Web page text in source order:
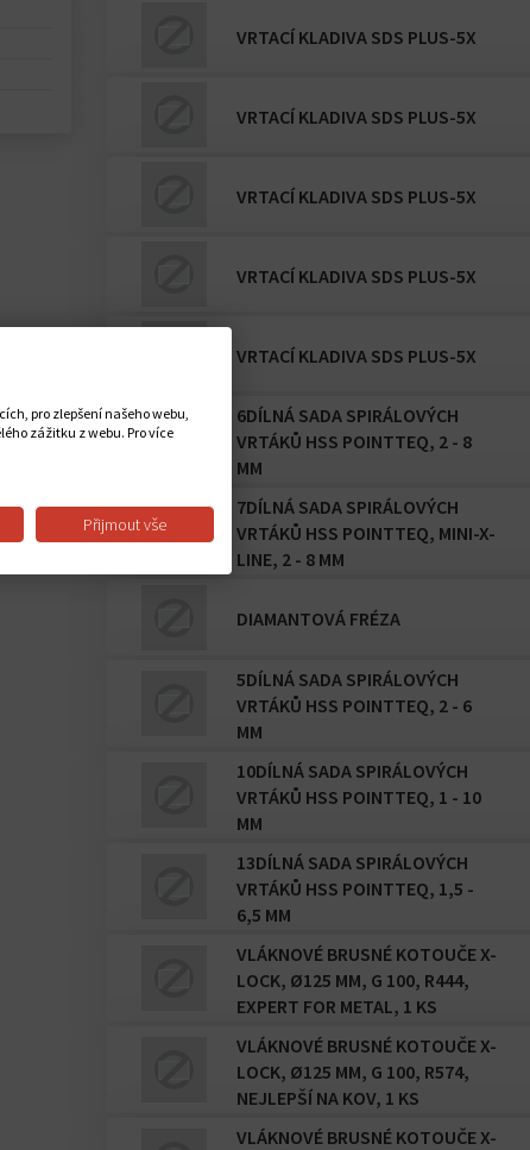
VRTACÍ KLADIVA SDS PLUS-5X
VRTACÍ KLADIVA SDS PLUS-5X
VRTACÍ KLADIVA SDS PLUS-5X
VRTACÍ KLADIVA SDS PLUS-5X
VRTACÍ KLADIVA SDS PLUS-5X
6DÍLNÁ SADA SPIRÁLOVÝCH
VRTÁKŮ HSS POINTTEQ, 2 - 8
MM
7DÍLNÁ SADA SPIRÁLOVÝCH
VRTÁKŮ HSS POINTTEQ, MINI-X-
LINE, 2 - 8 MM
DIAMANTOVÁ FRÉZA
5DÍLNÁ SADA SPIRÁLOVÝCH
VRTÁKŮ HSS POINTTEQ, 2 - 6
MM
10DÍLNÁ SADA SPIRÁLOVÝCH
VRTÁKŮ HSS POINTTEQ, 1 - 10
MM
13DÍLNÁ SADA SPIRÁLOVÝCH
VRTÁKŮ HSS POINTTEQ, 1,5 -
6,5 MM
VLÁKNOVÉ BRUSNÉ KOTOUČE X-
LOCK, Ø125 MM, G 100, R444,
EXPERT FOR METAL, 1 KS
VLÁKNOVÉ BRUSNÉ KOTOUČE X-
LOCK, Ø125 MM, G 100, R574,
NEJLEPŠÍ NA KOV, 1 KS
VLÁKNOVÉ BRUSNÉ KOTOUČE X-
pro zlepšení našeho webu,
zážitku z webu. Pro více
Přijmout vše